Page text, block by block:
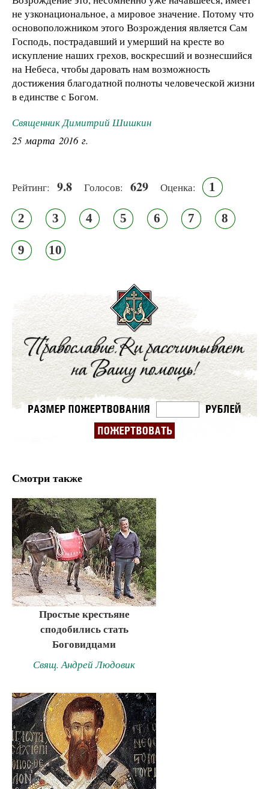
не узконациональное, а мировое значение. Потому что
основоположником этого Возрождения является Сам
Господь, пострадавший и умерший на кресте во
искупление наших грехов, воскресший и вознесшийся
на Небеса, чтобы даровать нам возможность
достижения благодатной полноты человеческой жизни
в единстве с Богом.
Священник Димитрий Шишкин
25 марта 2016 г.
Рейтинг: 9.8 Голосов: 629 Оценка: 1
2 3 4 5 6 7 8
9 10
Смотри также
Простые крестьяне
сподобились стать
Боговидцами
Свящ. Андрей Людовик